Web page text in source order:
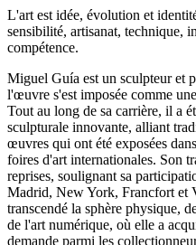
L'art est idée, évolution et
sensibilité, artisanat, technique,
compétence.
Miguel Guía est un sculpteur et
l'œuvre s'est imposée comme
Tout au long de sa carrière, il a
sculpturale innovante, alliant
œuvres qui ont été exposées
foires d'art internationales. Son
reprises, soulignant sa
Madrid, New York, Francfort et
transcendé la sphère physique,
de l'art numérique, où elle a
demande parmi les